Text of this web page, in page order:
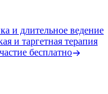
и длительное ведение
и таргетная терапия
бесплатно